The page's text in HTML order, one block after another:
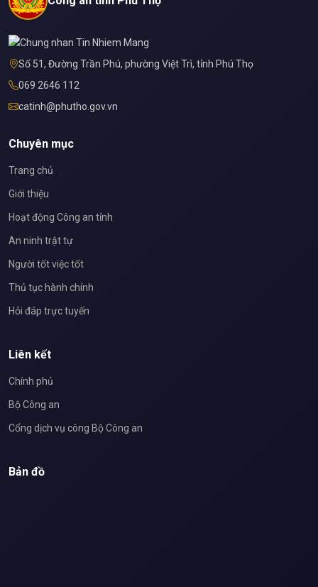
Số 51, Đường Trần Phú, phường Việt Trì, tỉnh Phú Thọ
069 2646 112
catinh@phutho.gov.vn
Chuyên mục
Trang chủ
Giới thiệu
Hoạt động Công an tỉnh
An ninh trật tự
Người tốt việc tốt
Thủ tục hành chính
Hỏi đáp trực tuyến
Liên kết
Chính phủ
Bộ Công an
Cổng dịch vụ công Bộ Công an
Bản đồ